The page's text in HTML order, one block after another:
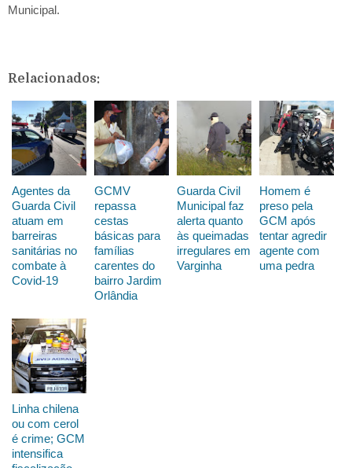
Municipal.
Relacionados:
Agentes da
Guarda Civil
atuam em
barreiras
sanitárias no
combate à
Covid-19
GCMV
repassa
cestas
básicas para
famílias
carentes do
bairro Jardim
Orlândia
Guarda Civil
Municipal faz
alerta quanto
às queimadas
irregulares em
Varginha
Homem é
preso pela
GCM após
tentar agredir
agente com
uma pedra
Linha chilena
ou com cerol
é crime; GCM
intensifica